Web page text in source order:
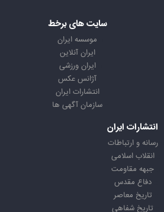
سایت های برخط
موسسه ایران
ایران آنلاین
ایران ورزشی
آژانس عکس
انتشارات ایران
سازمان آگهی ها
انتشارات ایران
رسانه و ارتباطات
انقلاب اسلامی
جبهه مقاومت
دفاع مقدس
تاریخ معاصر
تاریخ شفاهی